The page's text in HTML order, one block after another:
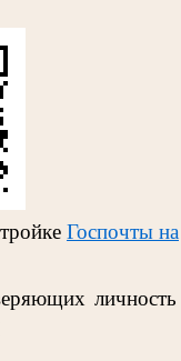
Госпочты на
личность